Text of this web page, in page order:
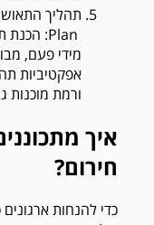
תהליך
Plan: הכנת
מידי פעם,
אפקטיביות
ורמת מוכנות
איך
חירום?
כדי להנחות